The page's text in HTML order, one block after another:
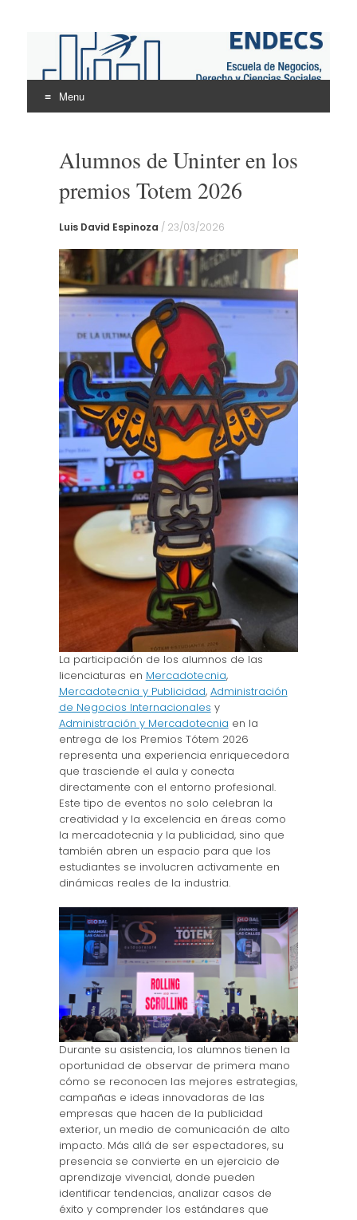
ENDECS
Escuela de Negocios Derecho y Ciencias Sociales
Menu
contentAlumnos de Uninter en los
premios Totem 2026
Luis David Espinoza / 23/03/2026
La participación de los alumnos de las
licenciaturas en Mercadotecnia,
Mercadotecnia y Publicidad, Administración
de Negocios Internacionales y
Administración y Mercadotecnia en la
entrega de los Premios Tótem 2026
representa una experiencia enriquecedora
que trasciende el aula y conecta
directamente con el entorno profesional.
Este tipo de eventos no solo celebran la
creatividad y la excelencia en áreas como
la mercadotecnia y la publicidad, sino que
también abren un espacio para que los
estudiantes se involucren activamente en
dinámicas reales de la industria.
Durante su asistencia, los alumnos tienen la
oportunidad de observar de primera mano
cómo se reconocen las mejores estrategias,
campañas e ideas innovadoras de las
empresas que hacen de la publicidad
exterior, un medio de comunicación de alto
impacto. Más allá de ser espectadores, su
presencia se convierte en un ejercicio de
aprendizaje vivencial, donde pueden
identificar tendencias, analizar casos de
éxito y comprender los estándares que